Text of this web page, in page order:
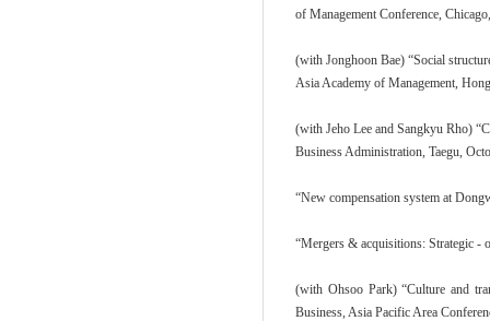
of Management Conference,
(with Jonghoon Bae) “Social
Asia Academy of Management,
(with Jeho Lee and Sangkyu Rho)
Business Administration, Taegu,
“New compensation system at
“Mergers & acquisitions: Strategic -
(with Ohsoo Park) “Culture and
Business, Asia Pacific Area